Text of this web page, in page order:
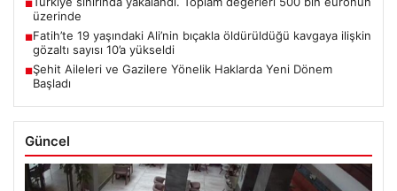
■Kelebek sohbet platformu İle Dijital İletişimin Güvenli Adresi
Ve Muhabbet Deneyimi
■Türkiye sınırında yakalandı. Toplam değerleri 500 bin euronun
üzerinde
■Fatih’te 19 yaşındaki Ali’nin bıçakla öldürüldüğü kavgaya ilişkin
gözaltı sayısı 10’a yükseldi
Şehit Aileleri ve Gazilere Yönelik Haklarda Yeni Dönem
Başladı
Güncel